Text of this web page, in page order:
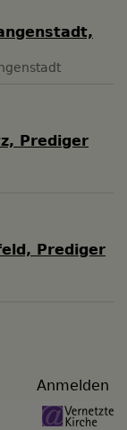
Prediger
Prediger
Anmelden